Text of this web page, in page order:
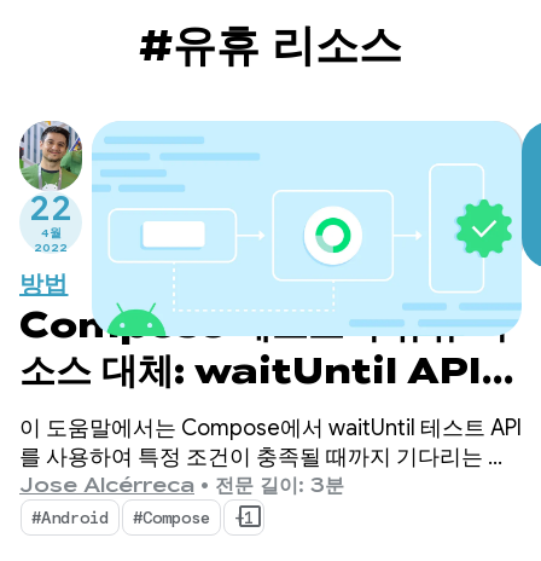
#유휴 리소스
22
4월
2022
방법
Compose 테스트의 유휴 리
소스 대체: waitUntil API
(업데이트됨)
이 도움말에서는 Compose에서 waitUntil 테스트 API
를 사용하여 특정 조건이 충족될 때까지 기다리는 방
법을 알아봅니다.
Jose Alcérreca • 전문 길이: 3분
#Android #Compose +1